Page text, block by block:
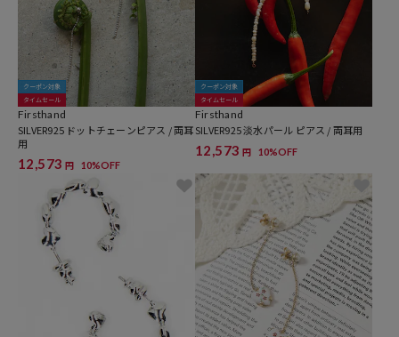
クーポン対象
タイムセール
Firsthand
SILVER925 ドットチェーンピアス / 両耳
用
12,573 円 10%OFF
クーポン対象
タイムセール
Firsthand
SILVER925 淡水パール ピアス / 両耳用
12,573 円 10%OFF